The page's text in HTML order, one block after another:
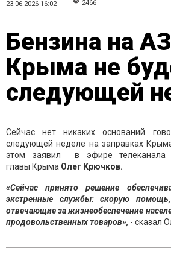
23.06.2026 16:02 2466
Бензина на
Крыма не
следующей
Сейчас нет никаких оснований
следующей неделе на заправках
этом заявил в эфире телеканала
главы Крыма Олег Крючков.
«Сейчас принято решение
экстренные службы: скорую
отвечающие за жизнеобеспечение
продовольственных товаров», - сказал